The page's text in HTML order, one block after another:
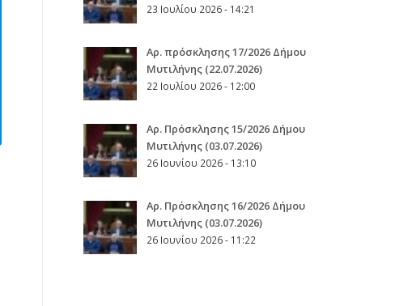
23 Ιουλίου 2026 - 14:21
Αρ. πρόσκλησης 17/2026 Δήμου
Μυτιλήνης (22.07.2026)
22 Ιουλίου 2026 - 12:00
Aρ. Πρόσκλησης 15/2026 Δήμου
Μυτιλήνης (03.07.2026)
26 Ιουνίου 2026 - 13:10
Aρ. Πρόσκλησης 16/2026 Δήμου
Μυτιλήνης (03.07.2026)
26 Ιουνίου 2026 - 11:22